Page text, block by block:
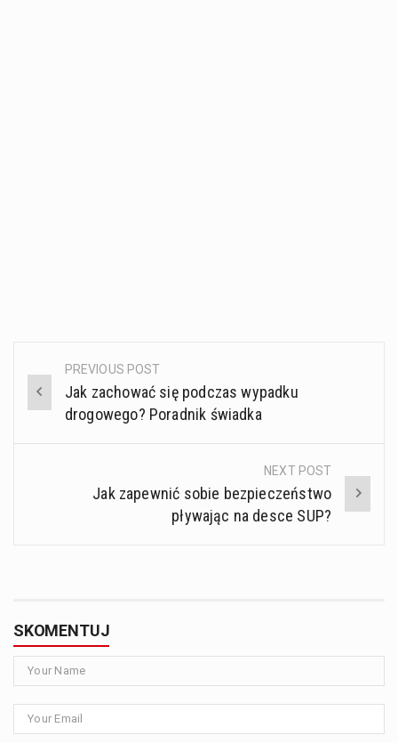
Post
navigation
PREVIOUS POST
Jak zachować się podczas wypadku
drogowego? Poradnik świadka
NEXT POST
Jak zapewnić sobie bezpieczeństwo
pływając na desce SUP?
SKOMENTUJ